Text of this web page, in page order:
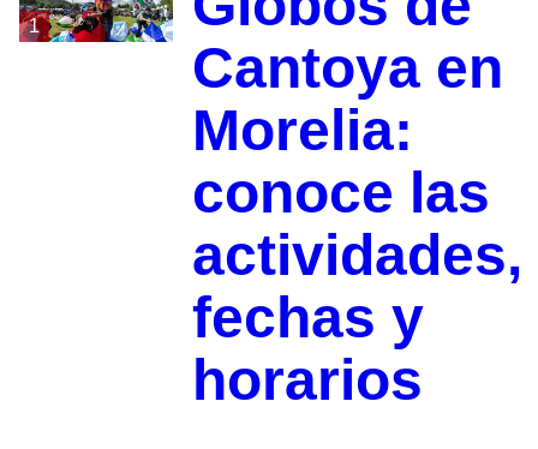
1
Cantoya en
Morelia:
conoce las
actividades,
fechas y
horarios